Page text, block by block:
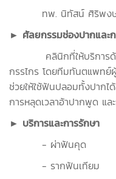
ทพ. นิทัสน์ ศิริพงษ
► ศัลยกรรมช่องปากและก
คลินิกที่ให้บริการด้าน
กรรไกร โดยทีมทันตแพท
ช่วยให้ใช้ฟันปลอมทั้งปากไ
การหลุดเวลาอ้าปากพูด แล
► บริการและการรักษา
- ผ่าฟันคุด
- รากฟันเทียม